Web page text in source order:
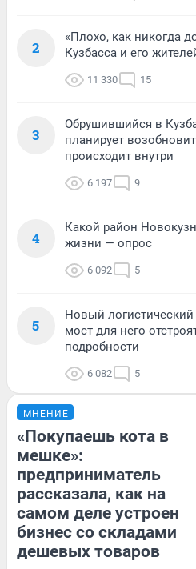
2
«Плохо, как никогда
Кузбасса и его
11 330 15
3
Обрушившийся в
планирует
происходит внутри
6 197 9
4
Какой район
жизни — опрос
6 092 5
5
Новый
мост для него
подробности
6 082 5
МНЕНИЕ
«Покупаешь кота в
мешке»:
предприниматель
рассказала, как на
самом деле устроен
бизнес со складами
дешевых товаров